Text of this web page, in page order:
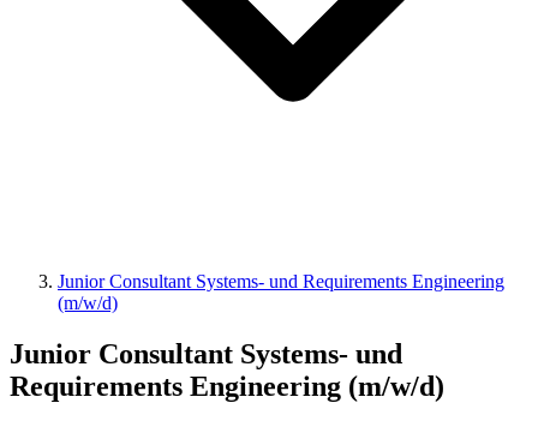
Junior Consultant Systems- und Requirements Engineering
(m/w/d)
Junior Consultant Systems- und
Requirements Engineering (m/w/d)